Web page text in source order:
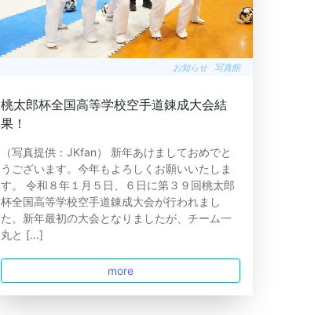
お知らせ 写真館
桃太郎杯全国高等学校空手道錬成大会結
果！
（写真提供：JKfan） 新年あけましておめでと
うございます。今年もよろしくお願いいたしま
す。 令和８年１月５日、６日に第３９回桃太郎
杯全国高等学校空手道錬成大会が行われまし
た。新年最初の大会となりましたが、チーム一
丸と […]
more